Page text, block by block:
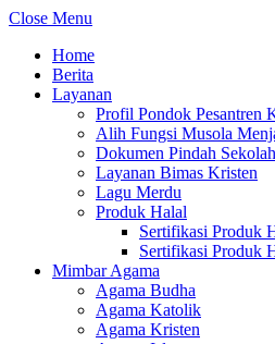
Close Menu
Home
Berita
Layanan
Profil Pondok Pesantren
Alih Fungsi Musola
Dokumen Pindah Sekolah
Layanan Bimas Kristen
Lagu Merdu
Produk Halal
Sertifikasi Produk
Sertifikasi Produk
Mimbar Agama
Agama Budha
Agama Katolik
Agama Kristen